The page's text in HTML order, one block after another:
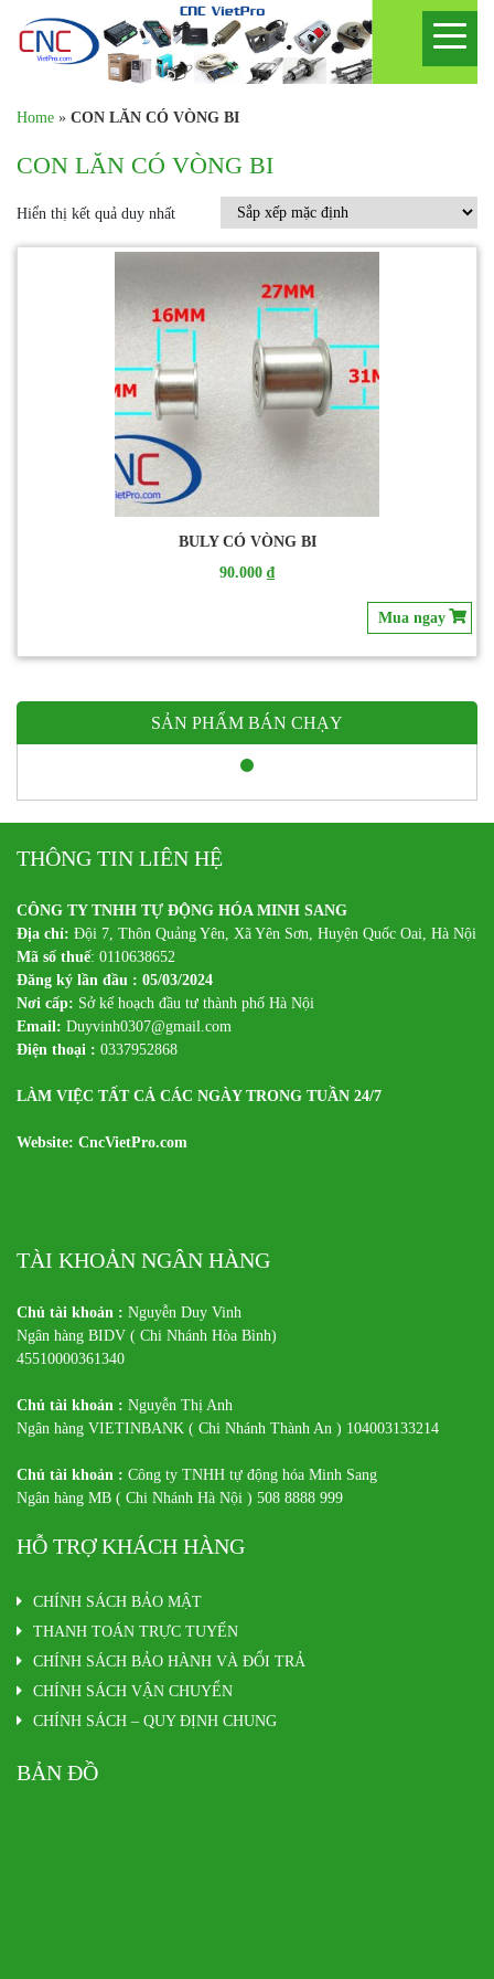
Home » CON LĂN CÓ VÒNG BI
CON LĂN CÓ VÒNG BI
Hiển thị kết quả duy nhất
BULY CÓ VÒNG BI
90.000 ₫
Mua ngay
SẢN PHẨM BÁN CHẠY
THÔNG TIN LIÊN HỆ
CÔNG TY TNHH TỰ ĐỘNG HÓA MINH SANG
Địa chỉ: Đội 7, Thôn Quảng Yên, Xã Yên Sơn, Huyện Quốc Oai, Hà Nội
Mã số thuế: 0110638652
Đăng ký lần đầu : 05/03/2024
Nơi cấp: Sở kế hoạch đầu tư thành phố Hà Nội
Email: Duyvinh0307@gmail.com
Điện thoại : 0337952868
LÀM VIỆC TẤT CẢ CÁC NGÀY TRONG TUẦN 24/7
Website: CncVietPro.com
TÀI KHOẢN NGÂN HÀNG
Chủ tài khoản : Nguyễn Duy Vinh
Ngân hàng BIDV ( Chi Nhánh Hòa Bình)
45510000361340
Chủ tài khoản : Nguyễn Thị Anh
Ngân hàng VIETINBANK ( Chi Nhánh Thành An ) 104003133214
Chủ tài khoản : Công ty TNHH tự động hóa Minh Sang
Ngân hàng MB ( Chi Nhánh Hà Nội ) 508 8888 999
HỖ TRỢ KHÁCH HÀNG
CHÍNH SÁCH BẢO MẬT
THANH TOÁN TRỰC TUYẾN
CHÍNH SÁCH BẢO HÀNH VÀ ĐỔI TRẢ
CHÍNH SÁCH VẬN CHUYỂN
CHÍNH SÁCH – QUY ĐỊNH CHUNG
BẢN ĐỒ